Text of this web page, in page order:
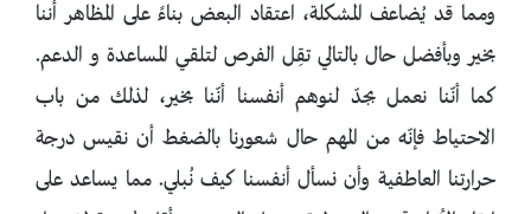
ومما قد يُضاعف المشكلة، اعتقاد البعض بناءً على المظاهر أننا
بخير وبأفضل حال بالتالي تقِل الفرص لتلقي المساعدة و الدعم.
كما أنّنا نعمل بجدّ لنوهم أنفسنا أنّنا بخير، لذلك من باب
الاحتياط فإنّه من المهم حال شعورنا بالضغط أن نقيس درجة
حرارتنا العاطفية وأن نسأل أنفسنا كيف نُبلي. مما يساعد على